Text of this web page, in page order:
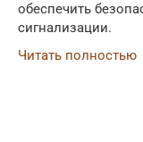
обеспечить
сигнализации.
Читать полностью